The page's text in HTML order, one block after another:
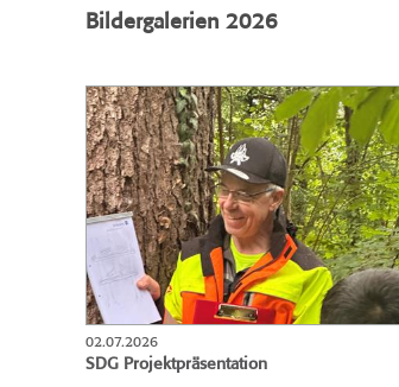
Bildergalerien 2026
02.07.2026
SDG Projektpräsentation